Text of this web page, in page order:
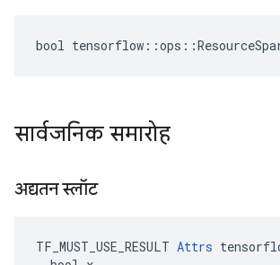
bool
सार्वजनिक समारोह
अद्यतन स्लॉट
TF_MUST_USE_RESULT Attrs